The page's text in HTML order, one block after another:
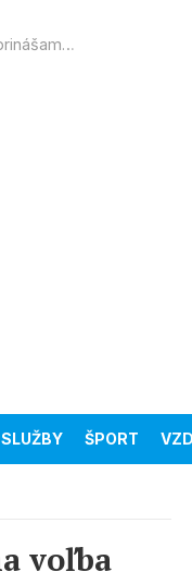
Správy, novinky a aktuality z celého sveta vám prinášame každý deň v týždni, počas celého roka, a to všetko úplne zadarmo a z pohodlia vášho domova.
SLUŽBY ŠPORT
voľba